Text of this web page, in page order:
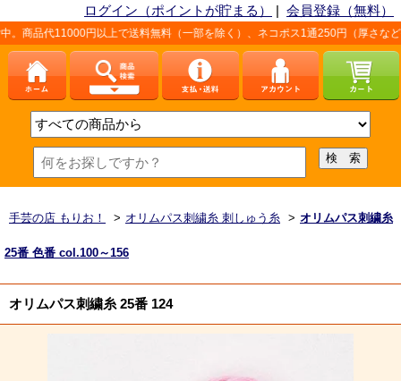
ログイン（ポイントが貯まる） | 会員登録（無料）
円以上で送料無料（一部を除く）、ネコポス1通250円（厚さなど条件あり）
手芸の店 もりお！ > オリムパス刺繍糸 刺しゅう糸 > オリムパス刺繍糸
25番 色番 col.100～156
オリムパス刺繍糸 25番 124